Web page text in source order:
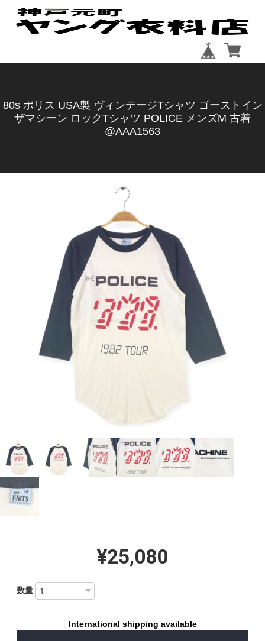
80s ポリス USA製 ヴィンテージTシャツ ゴーストイン
ザマシーン ロックTシャツ POLICE メンズM 古着
@AAA1563
¥25,080
数量
International shipping available